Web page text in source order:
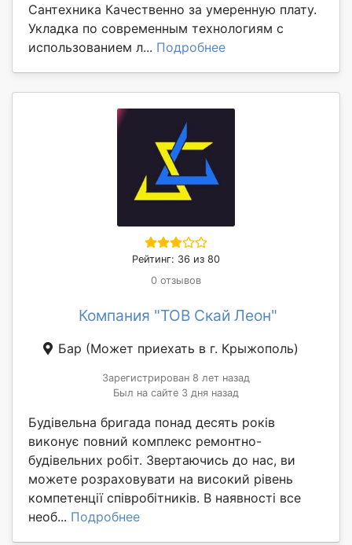
Сантехника Качественно за умеренную плату.
Укладка по современным технологиям с
использованием л... Подробнее
Рейтинг: 36 из 80
0 отзывов
Компания "ТОВ Скай Леон"
Бар (Может приехать в г. Крыжополь)
Зарегистрирован 8 лет назад
Был на сайте 3 дня назад
Будівельна бригада понад десять років
виконує повний комплекс ремонтно-
будівельних робіт. Звертаючись до нас, ви
можете розраховувати на високий рівень
компетенції співробітників. В наявності все
необ... Подробнее